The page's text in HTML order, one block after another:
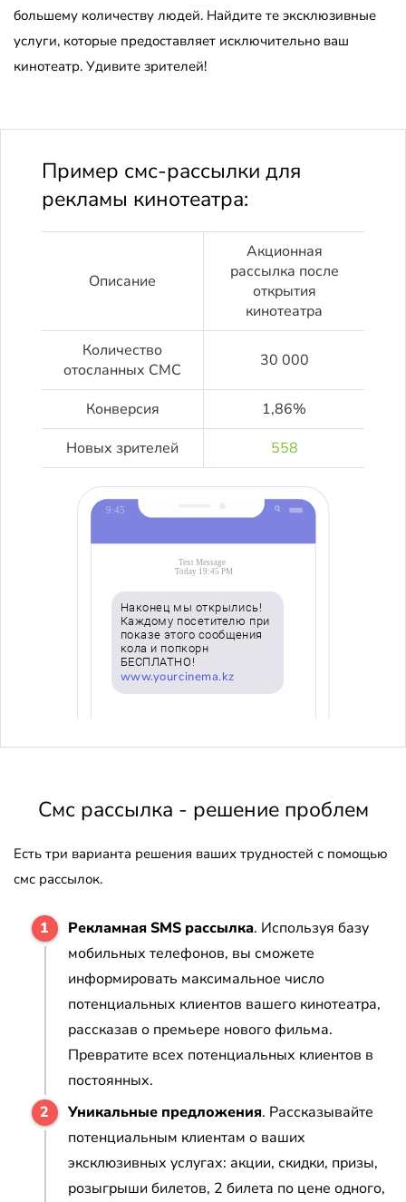
большему количеству людей. Найдите те эксклюзивные
услуги, которые предоставляет исключительно ваш
кинотеатр. Удивите зрителей!
Пример смс-рассылки для
рекламы кинотеатра:
Описание
Акционная
рассылка после
открытия
кинотеатра
Количество
отосланных СМС
30 000
Конверсия
1,86%
Новых зрителей
558
Наконец мы открылись!
Каждому посетителю при
показе этого сообщения
кола и попкорн
БЕСПЛАТНО!
www.yourcinema.kz
Смс рассылка - решение проблем
Есть три варианта решения ваших трудностей с помощью
смс рассылок.
Рекламная SMS рассылка. Используя базу
мобильных телефонов, вы сможете
информировать максимальное число
потенциальных клиентов вашего кинотеатра,
рассказав о премьере нового фильма.
Превратите всех потенциальных клиентов в
постоянных.
Уникальные предложения. Рассказывайте
потенциальным клиентам о ваших
эксклюзивных услугах: акции, скидки, призы,
розыгрыши билетов, 2 билета по цене одного,